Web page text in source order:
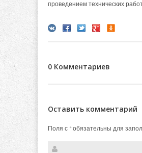
проведением технических
0 Комментариев
Оставить комментарий
Поля с *обязательны для